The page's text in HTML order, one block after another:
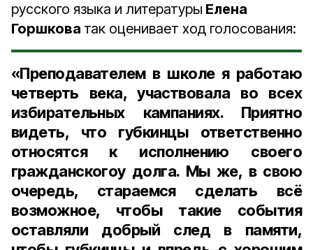
русского языка и литературы Елена
Горшкова так оценивает ход голосования:
«Преподавателем в школе я работаю
четверть века, участвовала во всех
избирательных кампаниях. Приятно
видеть, что губкинцы ответственно
относятся к исполнению своего
гражданскогоу долга. Мы же, в свою
очередь, стараемся сделать всё
возможное, чтобы такие события
оставляли добрый след в памяти,